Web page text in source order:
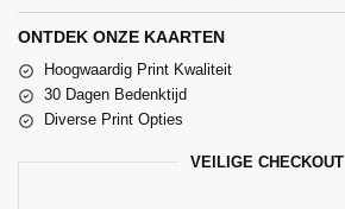
ONTDEK ONZE KAARTEN
Hoogwaardig Print Kwaliteit
30 Dagen Bedenktijd
Diverse Print Opties
VEILIGE CHECKOUT